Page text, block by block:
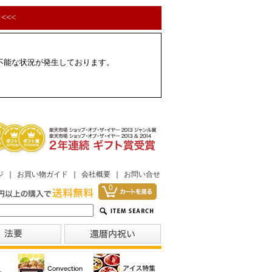
な状況が発生しております。
お問い合せ
会社概要
お買い物ガイド
0